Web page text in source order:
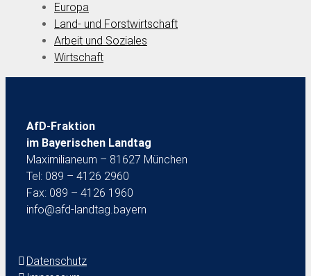
Europa
Land- und Forstwirtschaft
Arbeit und Soziales
Wirtschaft
AfD-Fraktion
im Bayerischen Landtag
Maximilianeum – 81627 München
Tel: 089 – 4126 2960
Fax: 089 – 4126 1960
info@afd-landtag.bayern
Datenschutz